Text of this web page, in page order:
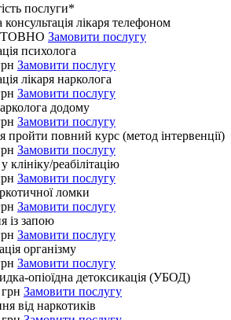
послуги*
лікаря телефоном
Замовити послугу
психолога
Замовити послугу
лікаря нарколога
Замовити послугу
додому
Замовити послугу
пройти повний курс (метод інтервенції)
Замовити послугу
клініку/реабілітацію
Замовити послугу
ломки
Замовити послугу
із запою
Замовити послугу
організму
Замовити послугу
опіоїдна детоксикація (УБОД)
Замовити послугу
від наркотиків